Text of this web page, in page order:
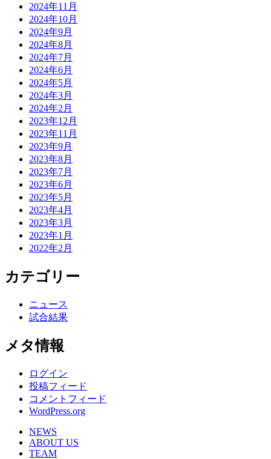
2024年11月
2024年10月
2024年9月
2024年8月
2024年7月
2024年6月
2024年5月
2024年3月
2024年2月
2023年12月
2023年11月
2023年9月
2023年8月
2023年7月
2023年6月
2023年5月
2023年4月
2023年3月
2023年1月
2022年2月
カテゴリー
ニュース
試合結果
メタ情報
ログイン
投稿フィード
コメントフィード
WordPress.org
NEWS
ABOUT US
TEAM